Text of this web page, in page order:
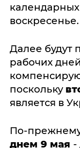
воскресенье.
Далее будут
рабочих
поскольку
является в
По-
днем 9 мая -